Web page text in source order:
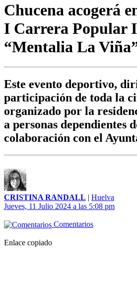
Chucena acogerá
I Carrera Popular
“Mentalia La
Este evento deportivo,
participación de toda la
organizado por la
a personas dependientes
colaboración con el
CRISTINA RANDALL | Huelva
Jueves, 11 Julio 2024 a las 5:08 pm
Comentarios
Enlace copiado